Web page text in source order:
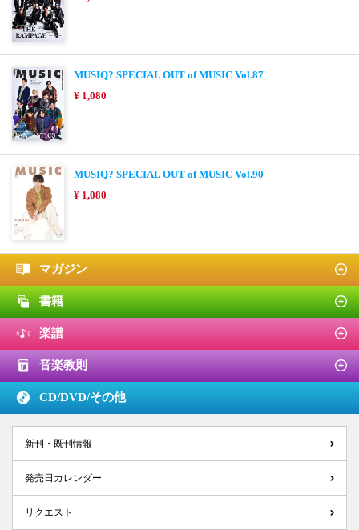
MUSIQ? SPECIAL OUT of MUSIC Vol.87
¥ 1,080
MUSIQ? SPECIAL OUT of MUSIC Vol.90
¥ 1,080
マガジン
書籍
楽譜
音楽教則
CD/DVD/その他
新刊・既刊情報
発売日カレンダー
リクエスト